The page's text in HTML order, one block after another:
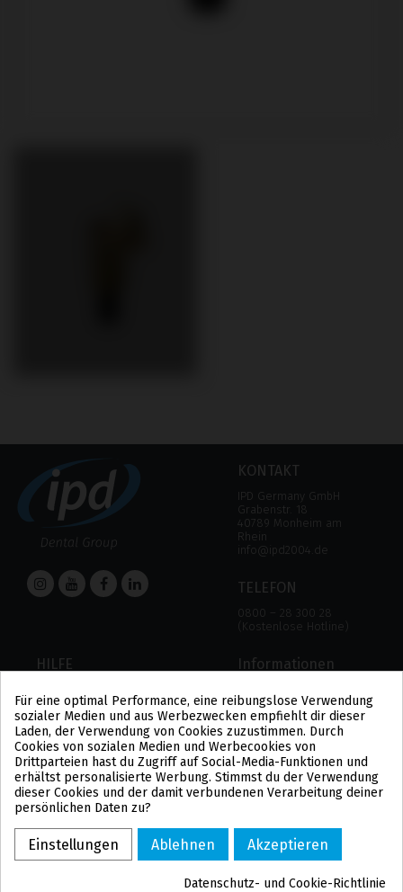
KONTAKT
IPD Germany GmbH
Grabenstr. 18
40789 Monheim am
Rhein
info@ipd2004.de
TELEFON
0800 – 28 300 28
(Kostenlose Hotline)
HILFE
HILFE
ZAHLUNGSMODALITÄTEN
VERSAND UND RÜCKGABE
Informationen
RECHTLICHER HINWEIS
DATENSCHUTZBESTIMMUNGEN
COOKIE-POLITIK
ALLGEMEINE
GESCHÄFTSBEDINGUNGEN
US
PL
BE
ES
Für eine optimal Performance, eine reibungslose Verwendung
sozialer Medien und aus Werbezwecken empfiehlt dir dieser
Laden, der Verwendung von Cookies zuzustimmen. Durch
Cookies von sozialen Medien und Werbecookies von
Drittparteien hast du Zugriff auf Social-Media-Funktionen und
erhältst personalisierte Werbung. Stimmst du der Verwendung
dieser Cookies und der damit verbundenen Verarbeitung deiner
persönlichen Daten zu?
Einstellungen Ablehnen Akzeptieren
Datenschutz- und Cookie-Richtlinie